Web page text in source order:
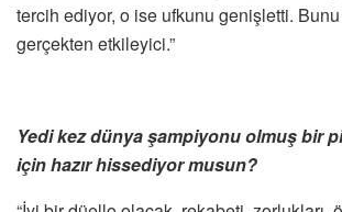
tercih ediyor, o ise ufkunu genişletti.
gerçekten etkileyici.”
Yedi kez dünya şampiyonu olmuş bir
için hazır hissediyor musun?